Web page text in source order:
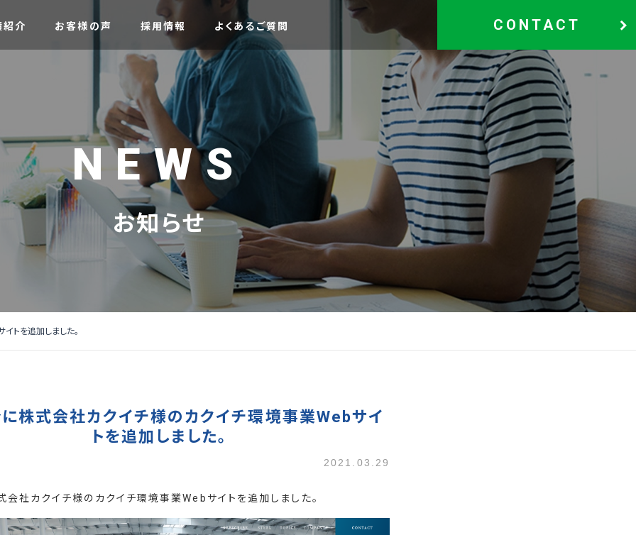
紹介 お客様の声 採用情報 よくあるご質問 CONTACT
NEWS
お知らせ
トを追加しました。
株式会社カクイチ様のカクイチ環境事業Webサイ
トを追加しました。
2021.03.29
会社カクイチ様のカクイチ環境事業Webサイトを追加しました。